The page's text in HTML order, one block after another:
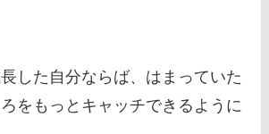
した自分ならば、はまっていた
をもっとキャッチできるように